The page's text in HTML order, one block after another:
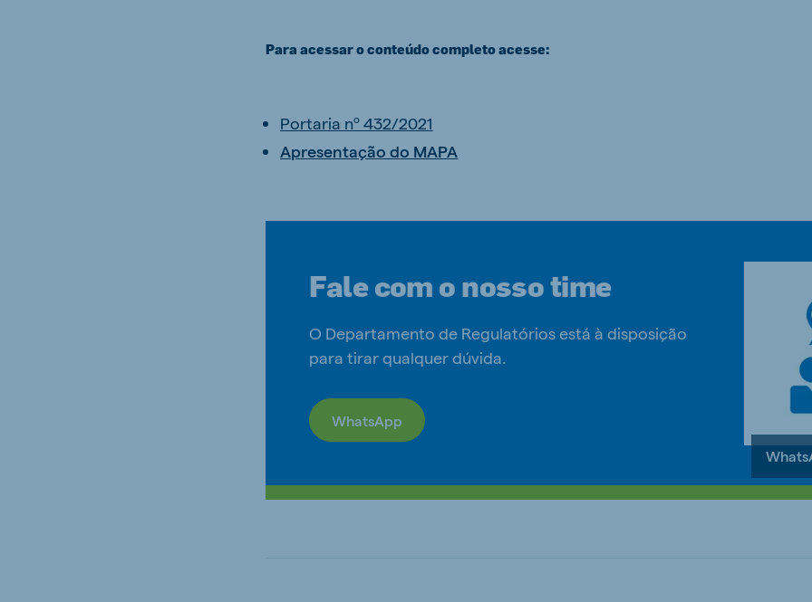
Para acessar o conteúdo completo acesse:
Portaria nº 432/2021
Apresentação do MAPA
Fale com o nosso time
O Departamento de Regulatórios está à disposição
para tirar qualquer dúvida.
WhatsApp